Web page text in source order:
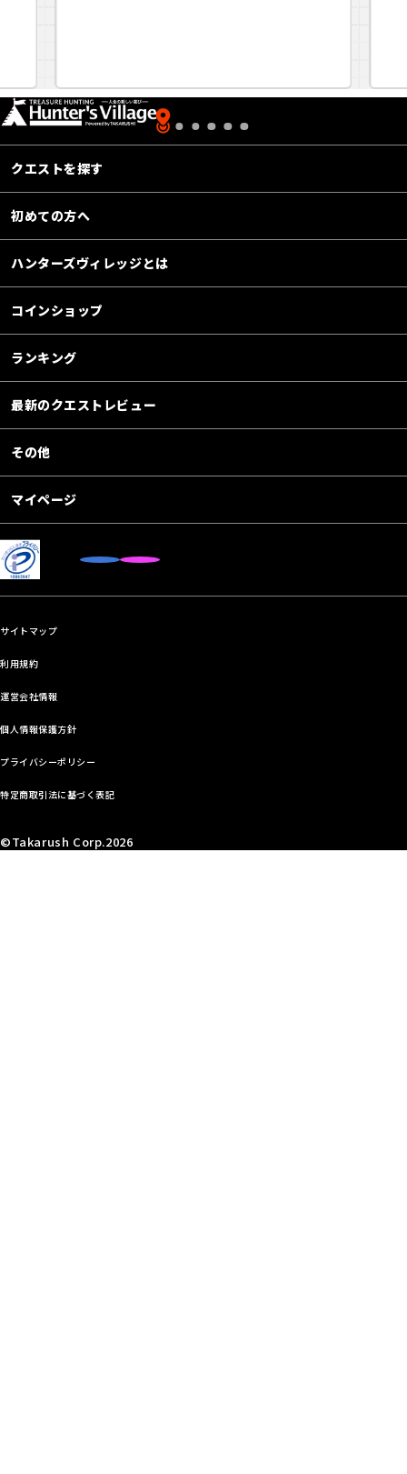
クエストを探す
初めての方へ
ハンターズヴィレッジとは
コインショップ
ランキング
最新のクエストレビュー
その他
マイページ
サイトマップ
利用規約
運営会社情報
個人情報保護方針
プライバシーポリシー
特定商取引法に基づく表記
©Takarush Corp.2026